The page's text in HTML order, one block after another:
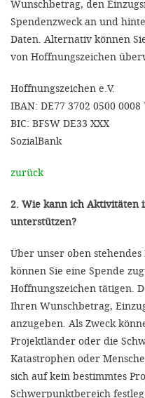
Wunschbetrag, den
Spendenzweck an und
Daten. Alternativ können
von Hoffnungszeichen
Hoffnungszeichen e.V.
IBAN: DE77 3702 0500 0008
BIC: BFSW DE33 XXX
SozialBank
zurück
2. Wie kann ich Aktivitäten
unterstützen?
Über unser oben
können Sie eine Spende
Hoffnungszeichen tätigen.
Ihren Wunschbetrag,
anzugeben. Als Zweck
Projektländer oder die
Katastrophen oder
sich auf kein bestimmtes
Schwerpunktbereich